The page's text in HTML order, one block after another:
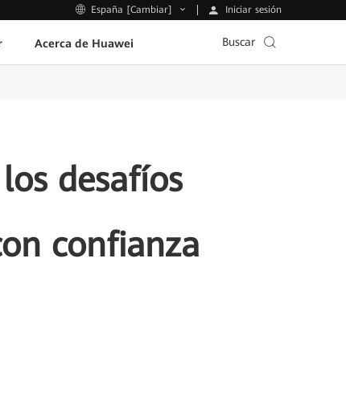
España [Cambiar] Iniciar sesión
Acerca de Huawei Buscar
desafíos
confianza